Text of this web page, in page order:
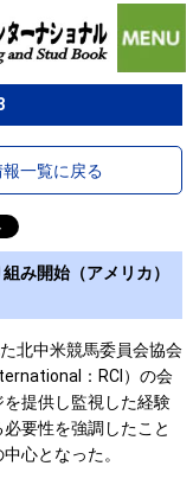
一覧に戻る
み開始（アメリカ）
北中米競馬委員会協会
：RCI）の会
提供し監視した経験
要性を強調したこと
心となった。